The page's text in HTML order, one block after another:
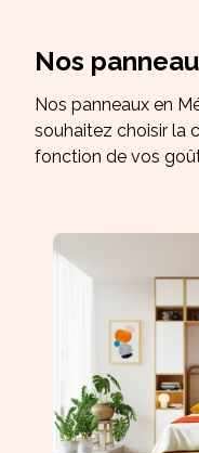
Nos
Nos panneaux en
souhaitez choisir la
fonction de vos